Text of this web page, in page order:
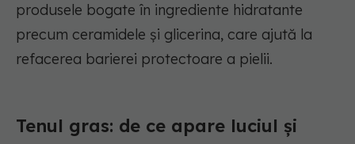
produsele bogate în ingrediente hidratante
precum ceramidele și glicerina, care ajută la
refacerea barierei protectoare a pielii.
Tenul gras: de ce apare luciul și